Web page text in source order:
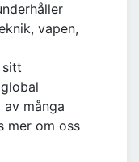
vapen,
sitt
många
mer om oss